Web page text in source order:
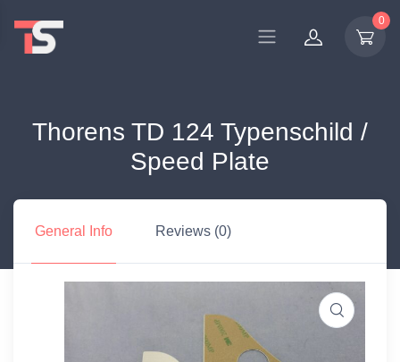
0
Thorens TD 124 Typenschild /
Speed Plate
General Info Reviews (0)